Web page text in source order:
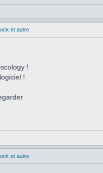
et autre
!
!
et autre